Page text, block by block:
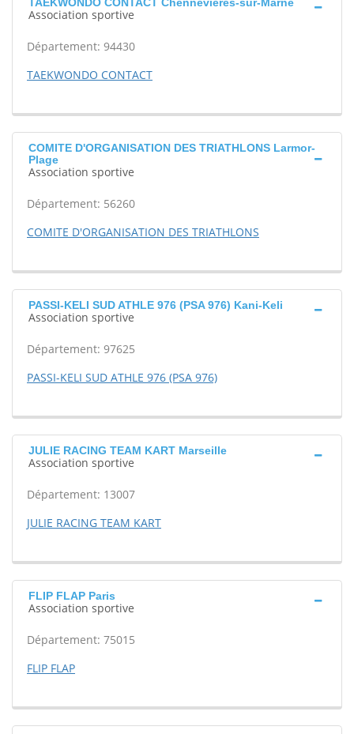
Association sportive
Département: 94430
TAEKWONDO CONTACT
COMITE D'ORGANISATION DES TRIATHLONS Larmor-
Plage
Association sportive
Département: 56260
COMITE D'ORGANISATION DES TRIATHLONS
PASSI-KELI SUD ATHLE 976 (PSA 976) Kani-Keli
Association sportive
Département: 97625
PASSI-KELI SUD ATHLE 976 (PSA 976)
JULIE RACING TEAM KART Marseille
Association sportive
Département: 13007
JULIE RACING TEAM KART
FLIP FLAP Paris
Association sportive
Département: 75015
FLIP FLAP